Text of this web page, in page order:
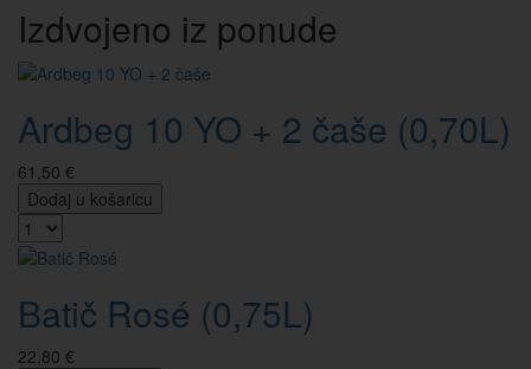
Izdvojeno iz ponude
Ardbeg 10 YO + 2 čaše (0,70L)
61,50 €
Dodaj u košaricu
Batič Rosé (0,75L)
22,80 €